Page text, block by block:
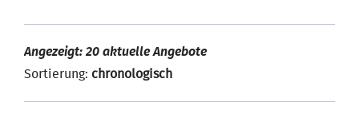
Angezeigt: 20 aktuelle Angebote
Sortierung: chronologisch